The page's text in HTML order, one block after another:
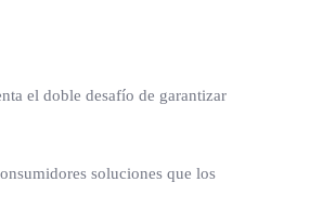
el doble desafío de garantizar
soluciones que los